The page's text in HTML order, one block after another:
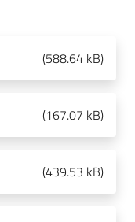
(588.64 kB)
(167.07 kB)
(439.53 kB)